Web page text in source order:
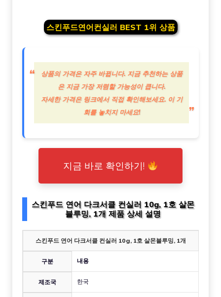
스킨푸드연어컨실러 BEST 1위 상품
상품의 가격은 자주 바뀝니다. 지금 추천하는 상품
은 지금 가장 저렴할 가능성이 큽니다.
자세한 가격은 링크에서 직접 확인해보세요. 이 기
회를 놓치지 마세요!
지금 바로 확인하기!
스킨푸드 연어 다크서클 컨실러 10g, 1호 살몬
블루밍, 1개 제품 상세 설명
스킨푸드 연어 다크서클 컨실러 10g, 1호 살몬블루밍, 1개
구분 내용
제조국 한국